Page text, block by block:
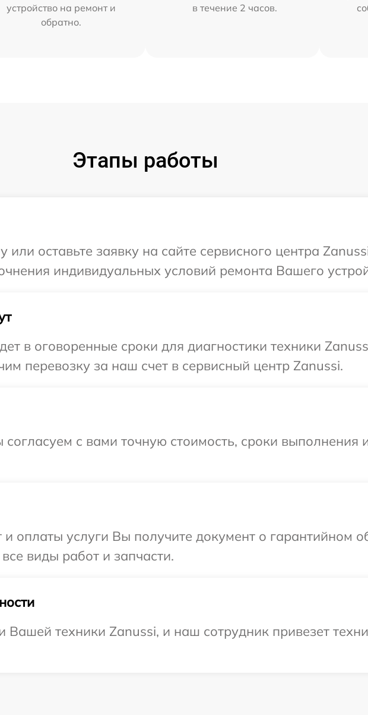
устройство на ремонт и
обратно.
в течение 2 часов.
Этапы работы
оставьте заявку на сайте сервисного центра
индивидуальных условий ремонта Вашего
в оговоренные сроки для диагностики техники
перевозку за наш счет в сервисный центр Zanussi.
с вами точную стоимость, сроки выполнения
оплаты услуги Вы получите документ о гарантийном
виды работ и запчасти.
техники Zanussi, и наш сотрудник привезет